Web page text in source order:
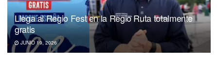
Llega al Regio Fest en la Regio Ruta totalmente
gratis
JUNIO 19, 2026